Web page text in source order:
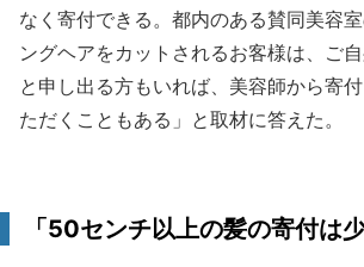
なく寄付できる。都内のある賛同美容
ングヘアをカットされるお客様は、ご
と申し出る方もいれば、美容師から寄
ただくこともある」と取材に答えた。
「50センチ以上の髪の寄付は少